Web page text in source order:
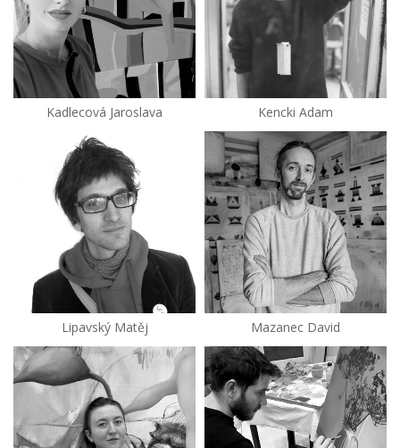
Kadlecová Jaroslava Kencki Adam
Lipavský Matěj Mazanec David